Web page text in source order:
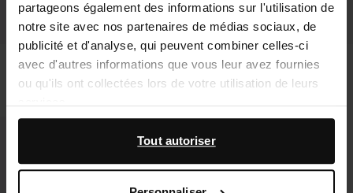
partageons également des informations sur l'utilisation de
notre site avec nos partenaires de médias sociaux, de
publicité et d'analyse, qui peuvent combiner celles-ci
avec d'autres informations que vous leur avez fournies
ou qu'ils ont collectées lors de votre utilisation de leurs
En outre, nous travaillons avec Google à des fins de
publicité et de mesure. Vous pouvez en savoir plus sur la
Tout autoriser
Color Boost Colorless
Collonil Carbon Premium Chiffon
microfibre